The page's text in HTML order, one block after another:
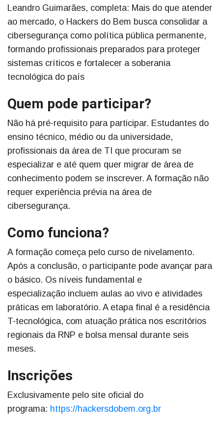
Leandro Guimarães, completa: Mais do que atender
ao mercado, o Hackers do Bem busca consolidar a
cibersegurança como política pública permanente,
formando profissionais preparados para proteger
sistemas críticos e fortalecer a soberania
tecnológica do país
Quem pode participar?
Não há pré-requisito para participar. Estudantes do
ensino técnico, médio ou da universidade,
profissionais da área de TI que procuram se
especializar e até quem quer migrar de área de
conhecimento podem se inscrever. A formação não
requer experiência prévia na área de
cibersegurança.
Como funciona?
A formação começa pelo curso de nivelamento.
Após a conclusão, o participante pode avançar para
o básico. Os níveis fundamental e
especialização incluem aulas ao vivo e atividades
práticas em laboratório. A etapa final é a residência
T-tecnológica, com atuação prática nos escritórios
regionais da RNP e bolsa mensal durante seis
meses.
Inscrições
Exclusivamente pelo site oficial do
programa: https://hackersdobem.org.br